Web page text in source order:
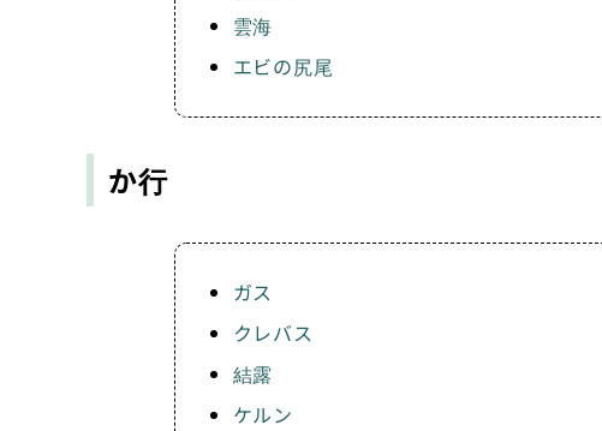
雲海
エビの尻尾
か行
ガス
クレバス
結露
ケルン